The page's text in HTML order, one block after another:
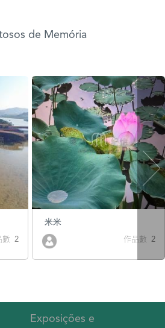
de Memória
數 2
米米
作品數 2
Exposições e